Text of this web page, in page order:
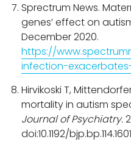
Sprectrum News.
genes’ effect on
December 2020.
https://
infection-
Hirvikoski T,
mortality in autism
Journal of Psychiatry.
doi:10.1192/